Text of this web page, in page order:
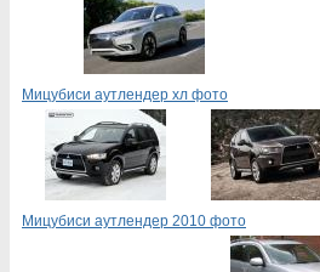
Мицубиси аутлендер хл фото
Мицубиси аутлендер 2010 фото